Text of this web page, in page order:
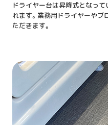
ドライヤー台は昇降式となって
れます。業務用ドライヤーや
ただきます。